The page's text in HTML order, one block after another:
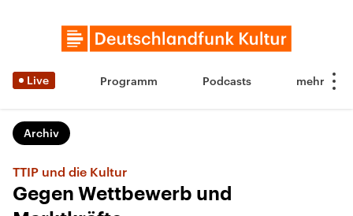
Live Programm Podcasts
Archiv
TTIP und die Kultur
Gegen Wettbewerb und